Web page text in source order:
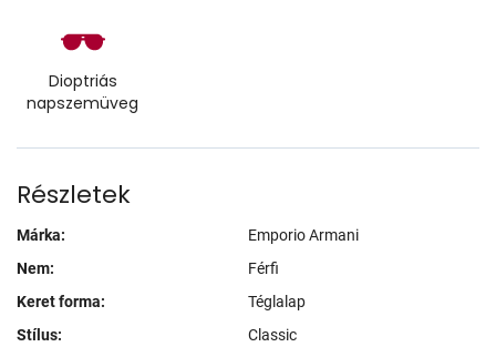
Dioptriás
napszemüveg
Részletek
Márka:
Emporio Armani
Nem:
Férfi
Keret forma:
Téglalap
Stílus:
Classic